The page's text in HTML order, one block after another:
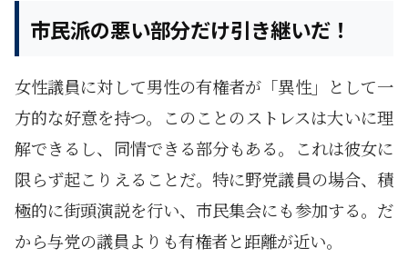
市民派の悪い部分だけ引き継いだ！
女性議員に対して男性の有権者が「異性」として一
方的な好意を持つ。このことのストレスは大いに理
解できるし、同情できる部分もある。これは彼女に
限らず起こりえることだ。特に野党議員の場合、積
極的に街頭演説を行い、市民集会にも参加する。だ
から与党の議員よりも有権者と距離が近い。